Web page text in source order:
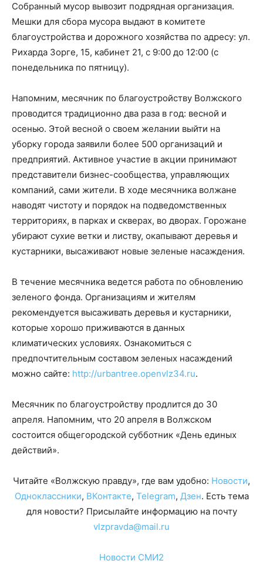
Собранный мусор вывозит подрядная организация.
Мешки для сбора мусора выдают в комитете
благоустройства и дорожного хозяйства по адресу: ул.
Рихарда Зорге, 15, кабинет 21, с 9:00 до 12:00 (с
понедельника по пятницу).
Напомним, месячник по благоустройству Волжского
проводится традиционно два раза в год: весной и
осенью. Этой весной о своем желании выйти на
уборку города заявили более 500 организаций и
предприятий. Активное участие в акции принимают
представители бизнес-сообщества, управляющих
компаний, сами жители. В ходе месячника волжане
наводят чистоту и порядок на подведомственных
территориях, в парках и скверах, во дворах. Горожане
убирают сухие ветки и листву, окапывают деревья и
кустарники, высаживают новые зеленые насаждения.
В течение месячника ведется работа по обновлению
зеленого фонда. Организациям и жителям
рекомендуется высаживать деревья и кустарники,
которые хорошо приживаются в данных
климатических условиях. Ознакомиться с
предпочтительным составом зеленых насаждений
можно сайте: http://urbantree.openvlz34.ru.
Месячник по благоустройству продлится до 30
апреля. Напомним, что 20 апреля в Волжском
состоится общегородской субботник «День единых
действий».
Читайте «Волжскую правду», где вам удобно: Новости,
Одноклассники, ВКонтакте, Telegram, Дзен. Есть тема
для новости? Присылайте информацию на почту
vlzpravda@mail.ru
Новости СМИ2